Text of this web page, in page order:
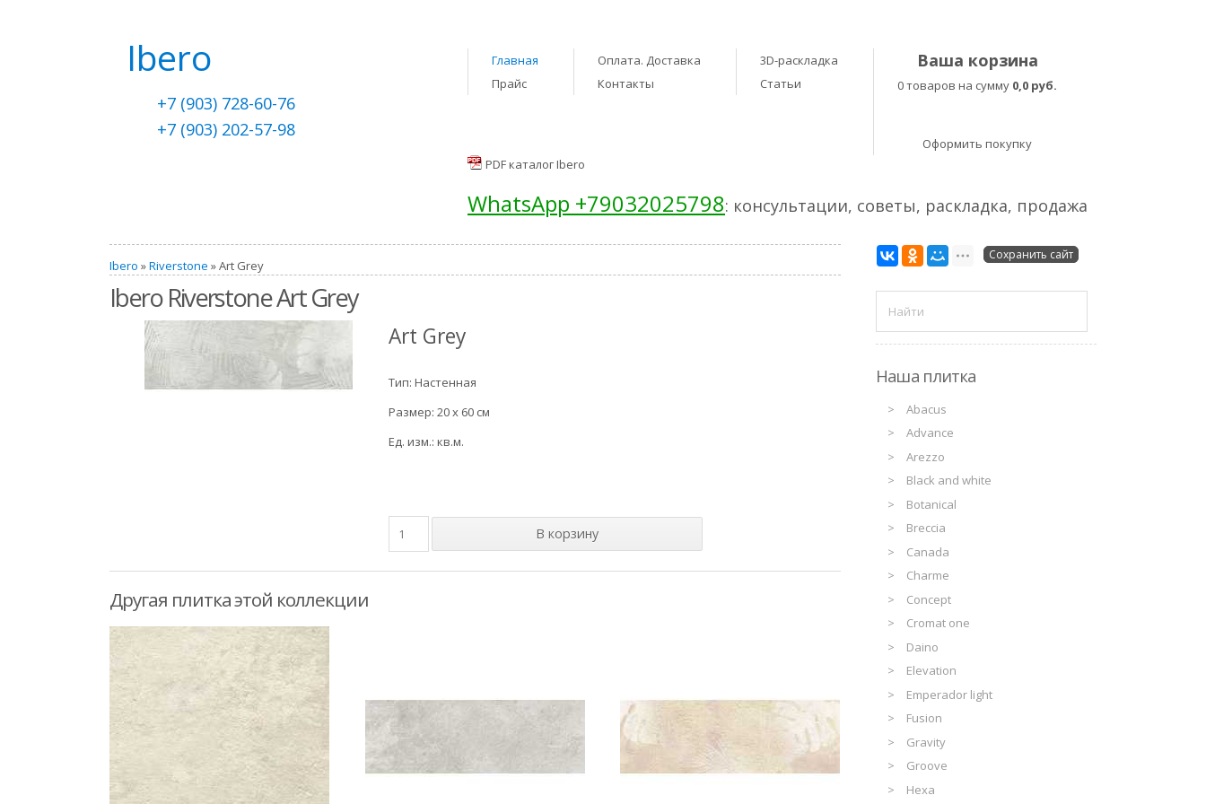
Ibero
+7 (903) 728-60-76
+7 (903) 202-57-98
Главная
Прайс
Оплата. Доставка
Контакты
3D-раскладка
Статьи
Ваша корзина
0 товаров на сумму 0,0 руб.
Оформить покупку
PDF каталог Ibero
WhatsApp +79032025798: консультации, советы, раскладка, продажа
Ibero »Riverstone » Art Grey
Ibero Riverstone Art Grey
Art Grey
Тип: Настенная
Размер: 20 x 60 см
Ед. изм.: кв.м.
Другая плитка этой коллекции
Сохранить сайт
Наша плитка
Abacus
Advance
Arezzo
Black and white
Botanical
Breccia
Canada
Charme
Concept
Cromat one
Daino
Elevation
Emperador light
Fusion
Gravity
Groove
Hexa